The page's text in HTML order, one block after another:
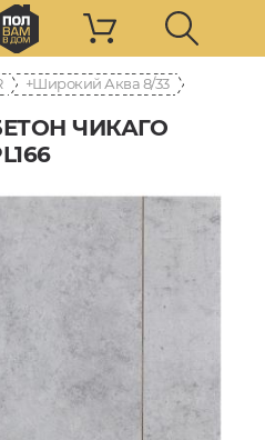
8/33 Широкий Аква+
ЧИКАГО